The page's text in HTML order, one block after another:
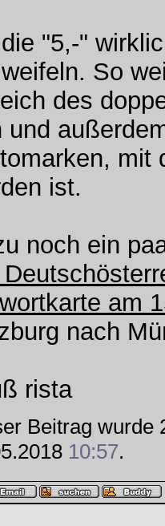
"5,-"
So
des
und
mit
ist.
noch ein
am
nach
rista
Beitrag wurde
10:57.